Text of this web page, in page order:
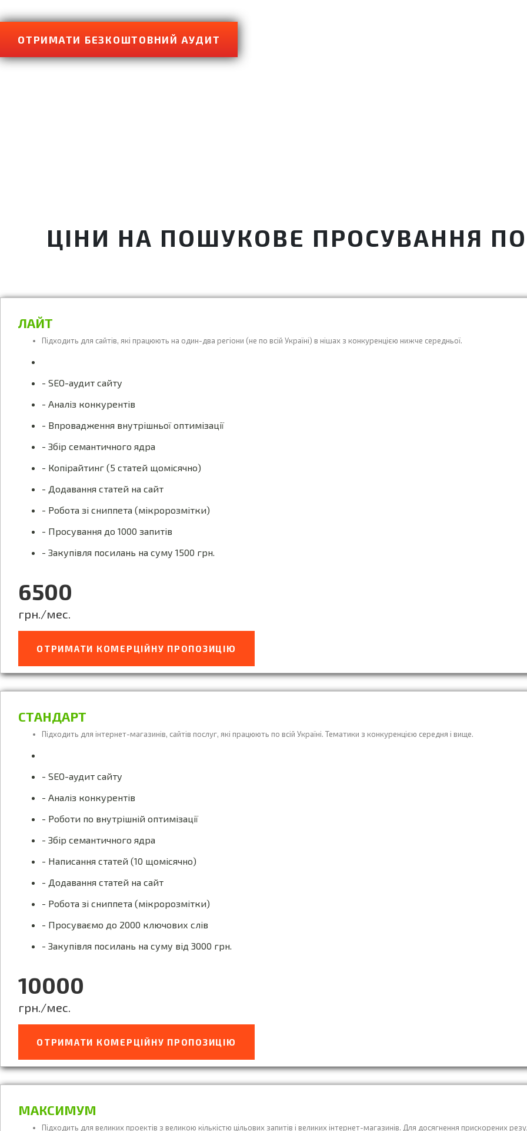
ОТРИМАТИ БЕЗКОШТОВНИЙ АУДИТ
ЦІНИ НА ПОШУКОВЕ ПРОСУВАННЯ ПО
ЛАЙТ
Підходить для сайтів, які працюють на один-два регіони (не по всій Україні) в нішах з конкуренцією нижче середньої.
- SEO-аудит сайту
- Аналіз конкурентів
- Впровадження внутрішньої оптимізації
- Збір семантичного ядра
- Копірайтинг (5 статей щомісячно)
- Додавання статей на сайт
- Робота зі сниппета (мікророзмітки)
- Просування до 1000 запитів
- Закупівля посилань на суму 1500 грн.
6500
грн./мес.
ОТРИМАТИ КОМЕРЦІЙНУ ПРОПОЗИЦІЮ
СТАНДАРТ
Підходить для інтернет-магазинів, сайтів послуг, які працюють по всій Україні. Тематики з конкуренцією середня і вище.
- SEO-аудит сайту
- Аналіз конкурентів
- Роботи по внутрішній оптимізації
- Збір семантичного ядра
- Написання статей (10 щомісячно)
- Додавання статей на сайт
- Робота зі сниппета (мікророзмітки)
- Просуваємо до 2000 ключових слів
- Закупівля посилань на суму від 3000 грн.
10000
грн./мес.
ОТРИМАТИ КОМЕРЦІЙНУ ПРОПОЗИЦІЮ
МАКСИМУМ
Підходить для великих проектів з великою кількістю цільових запитів і великих інтернет-магазинів. Для досягнення прискорених